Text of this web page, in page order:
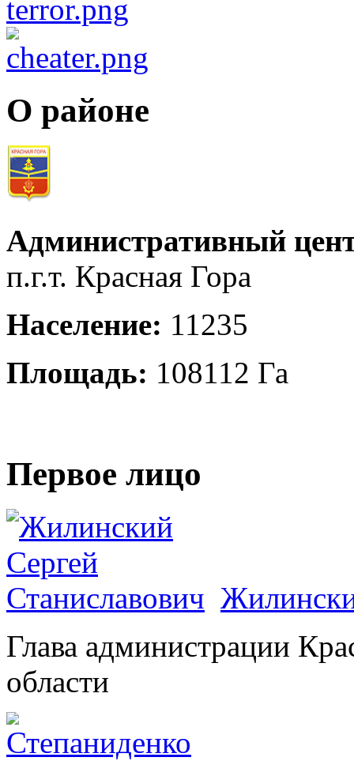
О районе
Административный
п.г.т. Красная Гора
Население: 11235
Площадь: 108112 Га
Первое лицо
Глава администрации
области